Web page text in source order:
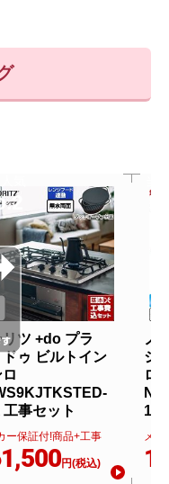
ツ +do プラ
ゥ ビルトイン
工事セット
ー保証付!商品+工事
円(税込)
ノ
シ
ロ
メー